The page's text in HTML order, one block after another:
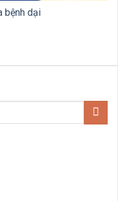
bệnh dại